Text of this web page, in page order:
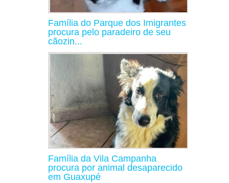
Família do Parque dos Imigrantes
procura pelo paradeiro de seu
cãozin...
Família da Vila Campanha
procura por animal desaparecido
em Guaxupé